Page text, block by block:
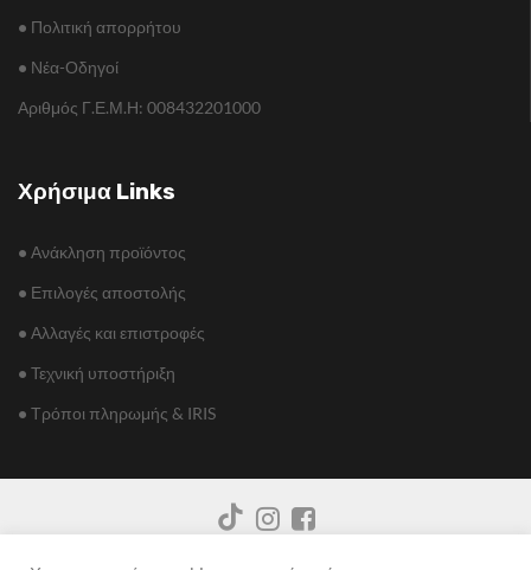
• Πολιτική απορρήτου
• Νέα-Οδηγοί
Αριθμός Γ.Ε.Μ.Η: 008432201000
Χρήσιμα Links
• Ανάκληση προϊόντος
• Επιλογές αποστολής
• Αλλαγές και επιστροφές
• Τεχνική υποστήριξη
• Τρόποι πληρωμής & IRIS